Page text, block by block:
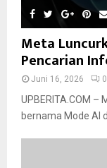
Meta
Pencarian
Juni 16, 2026 0
UPBERITA.COM
bernama Mode AI